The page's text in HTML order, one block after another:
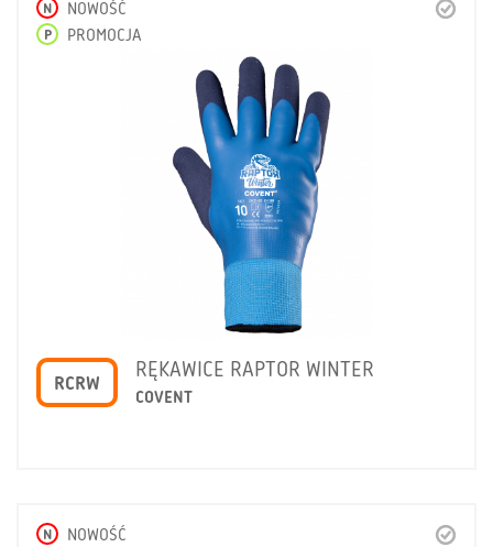
N NOWOŚĆ
P PROMOCJA
RCRW
RĘKAWICE RAPTOR WINTER
COVENT
N NOWOŚĆ